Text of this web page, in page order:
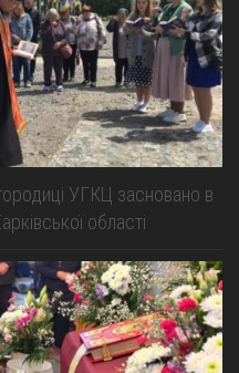
УГКЦ засновано в
області